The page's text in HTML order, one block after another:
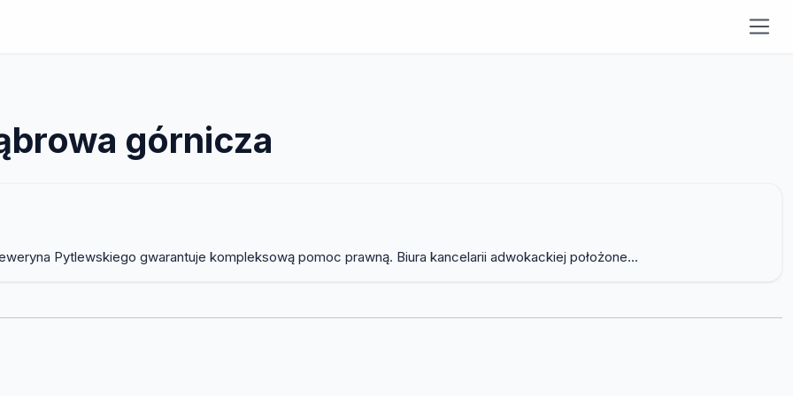
górnicza
Pytlewskiego gwarantuje kompleksową pomoc prawną. Biura kancelarii adwokackiej położone...